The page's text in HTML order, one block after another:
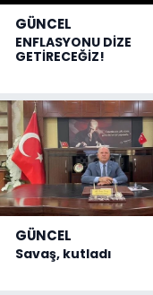
GÜNCEL
ENFLASYONU DİZE
GETİRECEĞİZ!
GÜNCEL
Savaş, kutladı